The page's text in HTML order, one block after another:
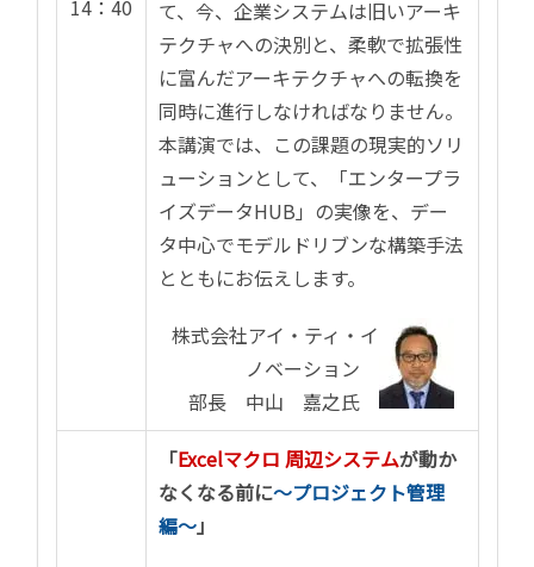
14：40
て、今、企業システムは旧いアーキ
テクチャへの決別と、柔軟で拡張性
に富んだアーキテクチャへの転換を
同時に進行しなければなりません。
本講演では、この課題の現実的ソリ
ューションとして、「エンタープラ
イズデータHUB」の実像を、デー
タ中心でモデルドリブンな構築手法
とともにお伝えします。
株式会社アイ・ティ・イ
ノベーション
部長 中山 嘉之氏
「Excelマクロ 周辺システムが動か
なくなる前に〜プロジェクト管理
編〜」